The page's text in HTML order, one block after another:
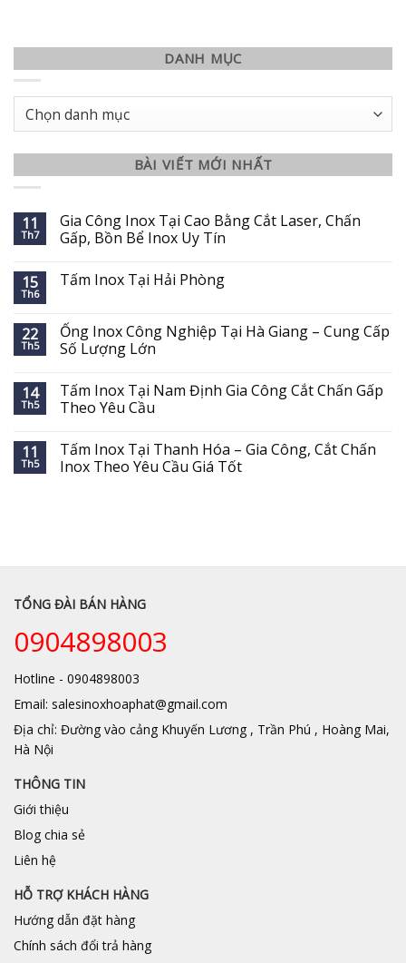
DANH MỤC
Danh
mục
BÀI VIẾT MỚI NHẤT
11
Th7
Gia Công Inox Tại Cao Bằng Cắt Laser, Chấn
Gấp, Bồn Bể Inox Uy Tín
15
Th6
Tấm Inox Tại Hải Phòng
22
Th5
Ống Inox Công Nghiệp Tại Hà Giang – Cung Cấp
Số Lượng Lớn
14
Th5
Tấm Inox Tại Nam Định Gia Công Cắt Chấn Gấp
Theo Yêu Cầu
11
Th5
Tấm Inox Tại Thanh Hóa – Gia Công, Cắt Chấn
Inox Theo Yêu Cầu Giá Tốt
TỔNG ĐÀI BÁN HÀNG
0904898003
Hotline - 0904898003
Email: salesinoxhoaphat@gmail.com
Địa chỉ: Đường vào cảng Khuyến Lương , Trần Phú , Hoàng Mai,
Hà Nội
THÔNG TIN
Giới thiệu
Blog chia sẻ
Liên hệ
HỖ TRỢ KHÁCH HÀNG
Hướng dẫn đặt hàng
Chính sách đổi trả hàng